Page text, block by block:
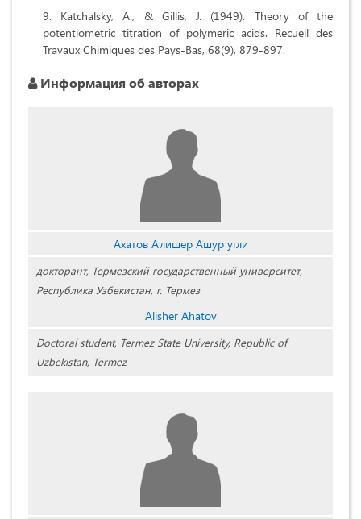
Katchalsky, A., & Gillis, J. (1949). Theory of the
potentiometric titration of polymeric acids. Recueil des
Travaux Chimiques des Pays‐Bas, 68(9), 879-897.
Информация об авторах
Ахатов Алишер Ашур угли
докторант, Термезский государственный университет,
Республика Узбекистан, г. Термез
Alisher Ahatov
Doctoral student, Termez State University, Republic of
Uzbekistan, Termez